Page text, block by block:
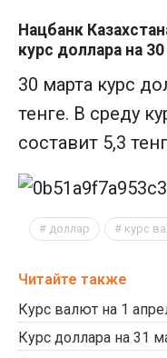
Нацбанк
курс доллара на
30 марта курс
тенге. В среду
составит 5,3
доллар курс
Читайте также
Курс валют на 1
Курс доллара на 31